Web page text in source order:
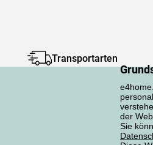
der
Sie
Transportarten
Datenschutzerklärung